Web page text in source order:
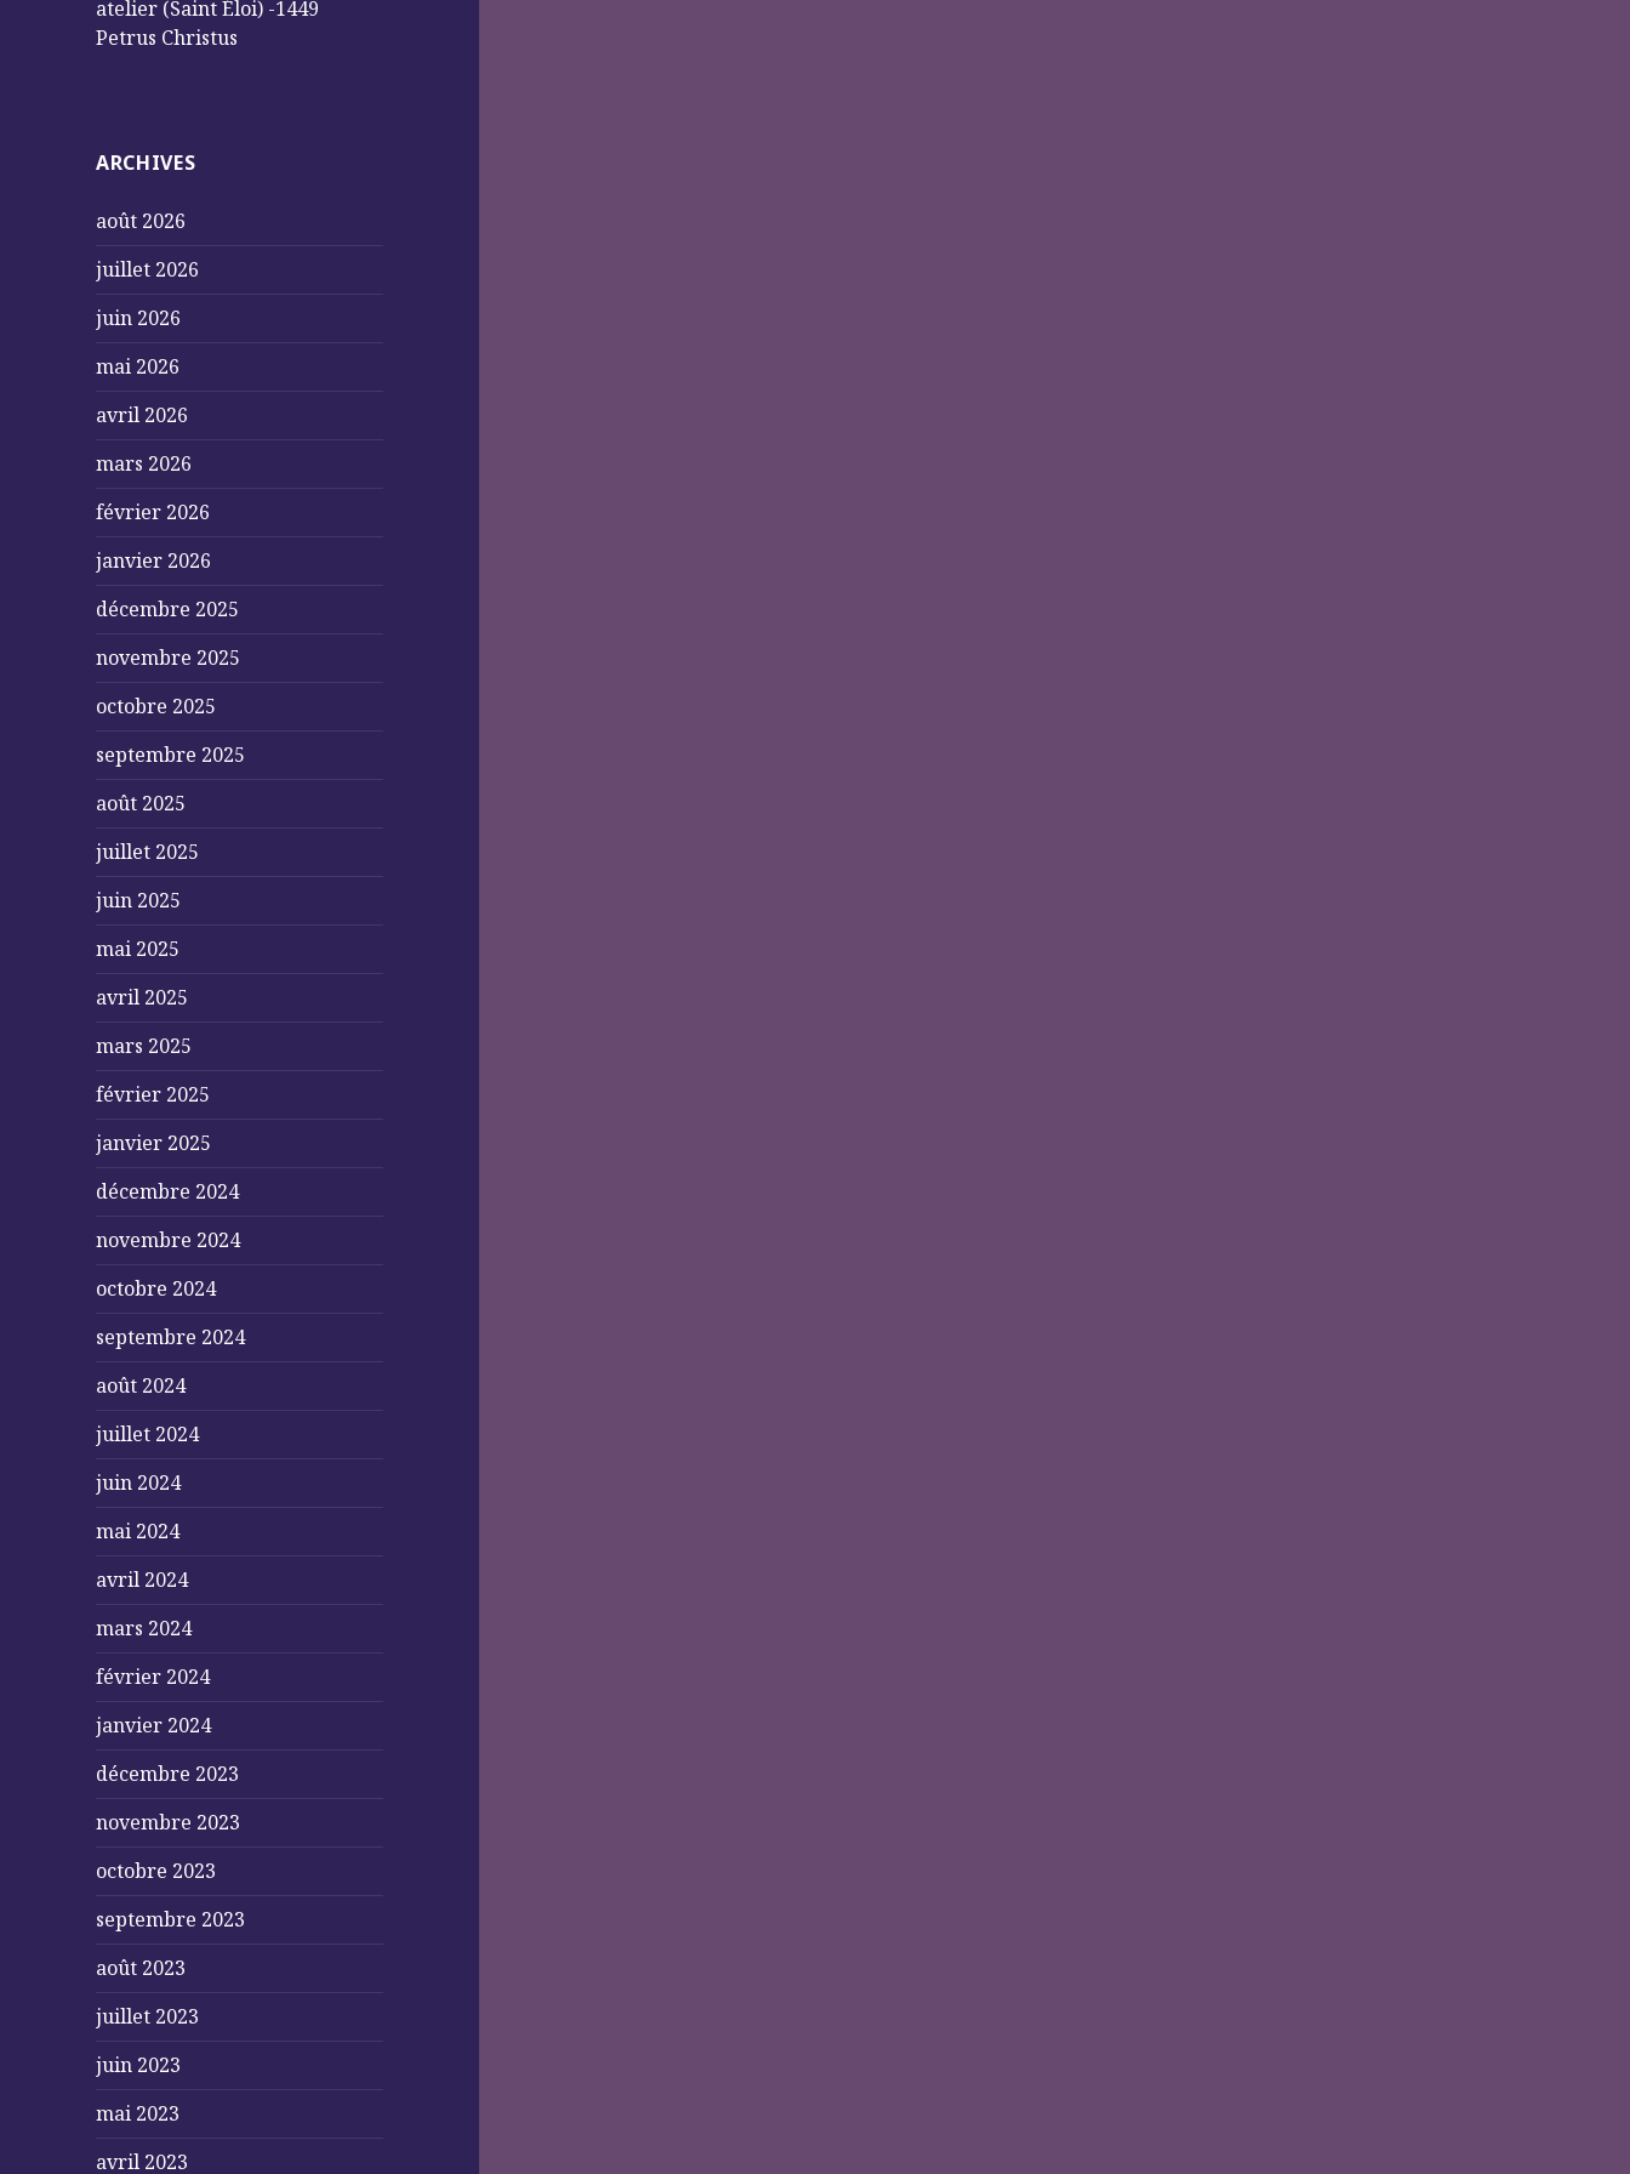
atelier (Saint Éloi) -1449
Petrus Christus
ARCHIVES
août 2026
juillet 2026
juin 2026
mai 2026
avril 2026
mars 2026
février 2026
janvier 2026
décembre 2025
novembre 2025
octobre 2025
septembre 2025
août 2025
juillet 2025
juin 2025
mai 2025
avril 2025
mars 2025
février 2025
janvier 2025
décembre 2024
novembre 2024
octobre 2024
septembre 2024
août 2024
juillet 2024
juin 2024
mai 2024
avril 2024
mars 2024
février 2024
janvier 2024
décembre 2023
novembre 2023
octobre 2023
septembre 2023
août 2023
juillet 2023
juin 2023
mai 2023
avril 2023